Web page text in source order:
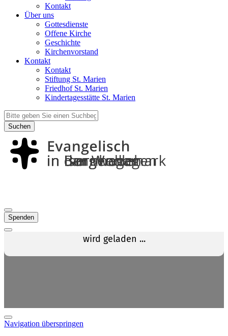
Kontakt
Über uns
Gottesdienste
Offene Kirche
Geschichte
Kirchenvorstand
Kontakt
Kontakt
Stiftung St. Marien
Friedhof St. Marien
Kindertagesstätte St. Marien
Suchen
Spenden
Navigation überspringen